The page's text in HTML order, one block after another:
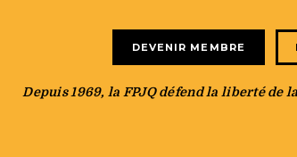
DEVENIR MEMBRE
Depuis 1969, la FPJQ défend la liberté de